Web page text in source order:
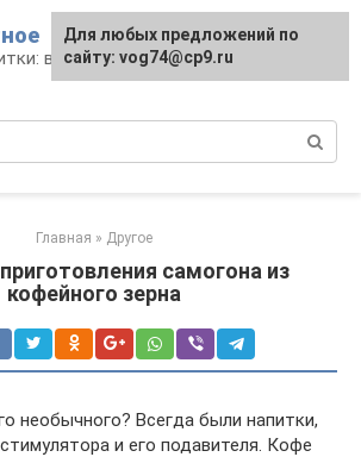
виды, рецепты,
Главная » Другое
самогона из
кофейного зерна
необычного? Всегда были напитки,
и его подавителя. Кофе
Для любых предложений по
сайту: vog74@cp9.ru